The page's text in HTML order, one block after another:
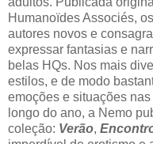
Humanoïdes Associés,
autores novos e
expressar fantasias e
belas HQs. Nos mais
estilos, e de modo
emoções e situações
longo do ano, a Nemo
coleção: Verão,